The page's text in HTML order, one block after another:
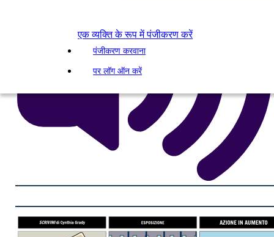
एक व्यक्ति के रूप में पंजीकरण करें
पंजीकरण करवाना
पर लॉग ऑन करें